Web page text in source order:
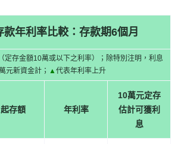
款年利率比較：存款期6個月
定存金額10萬或以下之利率）；除特別注明，利息
元新資金計； ▲ 代表年利率上升
起存額 年利率
10萬元定存
估計可獲利
息